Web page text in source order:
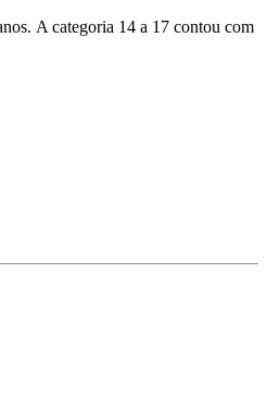
A categoria 14 a 17 contou com